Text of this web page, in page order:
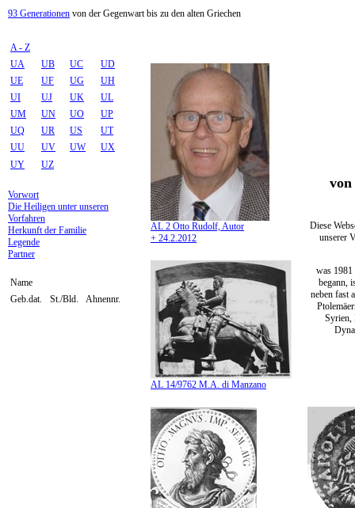
93 Generationen von der Gegenwart bis zu den alten Griechen
A - Z
UA
UB UC
UD
UE
UF UG
UH
UI
UJ UK
UL
UM
UN UO
UP
UQ
UR US
UT
UU
UV UW
UX
UY
UZ
Vorwort
Die Heiligen unter unseren
Vorfahren
Herkunft der Familie
Legende
Partner
Name
Geb.dat.
St./Bld. Ahnennr.
AL 2 Otto Rudolf, Autor
+ 24.2.2012
von
Diese
unserer
was 1981
begann,
neben fast
Syrien,
AL 14/9762 M.A. di Manzano